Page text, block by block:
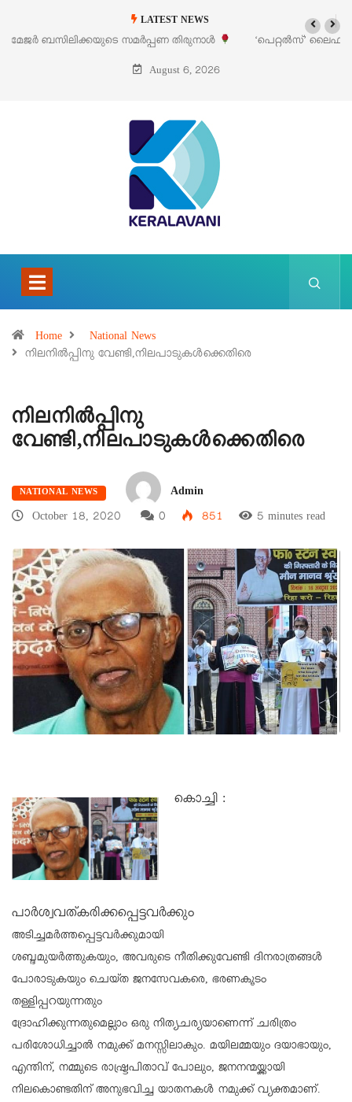
LATEST NEWS
‘പെറ്റൽസ്’ ലൈഫ് സ്റ്റൈൽ എക്സിബിഷനും സെയിലും ഓഗസ്റ്റ് 8-ന്
പെരുമാനൂരിൽ
August 6, 2026
Home
National News
നിലനിൽപ്പിനു വേണ്ടി,നിലപാടുകൾക്കെതിരെ
നിലനിൽപ്പിനു
വേണ്ടി,നിലപാടുകൾക്കെതിരെ
NATIONAL NEWS
Admin
October 18, 2020
0 851 5 minutes read
കൊച്ചി :
പാർശ്വവത്‌കരിക്കപ്പെട്ടവർക്കും
അടിച്ചമർത്തപ്പെട്ടവർക്കുമായി
ശബ്ദമുയർത്തുകയും, അവരുടെ നീതിക്കുവേണ്ടി ദിനരാത്രങ്ങൾ
പോരാടുകയും ചെയ്ത ജനസേവകരെ, ഭരണകൂടം
തള്ളിപ്പറയുന്നതും
ദ്രോഹിക്കുന്നതുമെല്ലാം ഒരു നിത്യചര്യയാണെന്ന് ചരിത്രം
പരിശോധിച്ചാൽ നമുക്ക് മനസ്സിലാകും. മയിലമ്മയും ദയാഭായും,
എന്തിന്, നമ്മുടെ രാഷ്ട്രപിതാവ് പോലും, ജനനന്മയ്ക്കായി
നിലകൊണ്ടതിന് അനുഭവിച്ച യാതനകൾ നമുക്ക് വ്യക്തമാണ്.